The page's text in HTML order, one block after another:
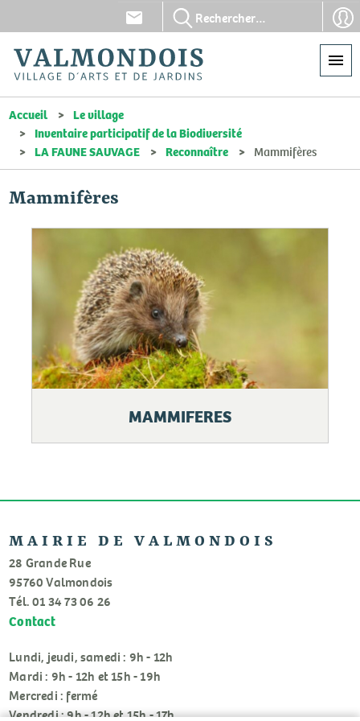
Aller
au
contenu
principal
En-
tête
-
Communication
En-
tête
-
Accueil
Le village
Inventaire participatif de la Biodiversité
LA FAUNE SAUVAGE
Reconnaître Mammifères
Mammifères
MAMMIFERES
MAIRIE DE VALMONDOIS
28 Grande Rue
95760 Valmondois
Tél. 01 34 73 06 26
Contact
Lundi, jeudi, samedi : 9h - 12h
Mardi : 9h - 12h et 15h - 19h
Mercredi : fermé
Vendredi : 9h - 12h et 15h - 17h